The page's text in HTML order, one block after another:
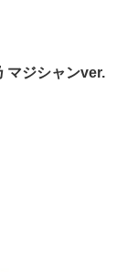
ジシャンver.